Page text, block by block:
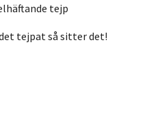
tejp
tejpat så sitter det!